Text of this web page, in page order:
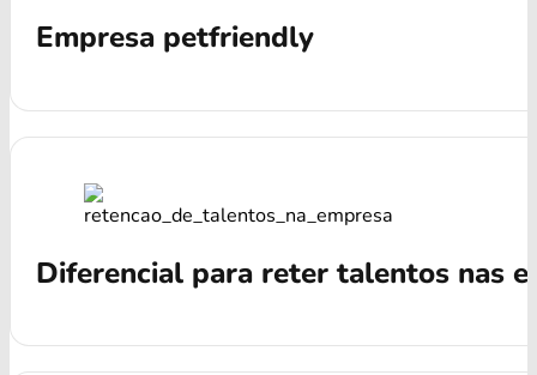
Empresa petfriendly
Diferencial para reter talentos nas